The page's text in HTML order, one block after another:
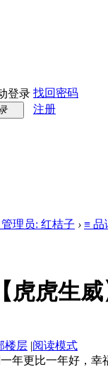
登录 找回密码
注册
理员: 红桔子 › ≡ 品
【虎虎生
楼层 |阅读模式
年更比一年好，幸